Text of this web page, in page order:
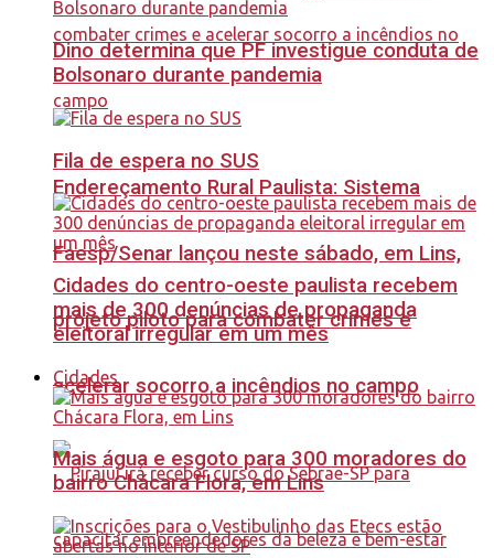
Endereçamento Rural Paulista: Sistema
Faesp/Senar lançou neste sábado, em Lins,
projeto piloto para combater crimes e
acelerar socorro a incêndios no campo
Dino determina que PF investigue conduta de
Bolsonaro durante pandemia
Fila de espera no SUS
Cidades do centro-oeste paulista recebem
mais de 300 denúncias de propaganda
eleitoral irregular em um mês
Cidades
Mais água e esgoto para 300 moradores do
bairro Chácara Flora, em Lins